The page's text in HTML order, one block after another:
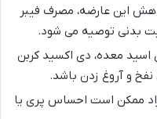
این عارضه، مصرف فیبر
بدنی توصیه می شود.
اسید معده، دی اکسید کربن
و آروغ زدن باشد.
ممکن است احساس پری یا